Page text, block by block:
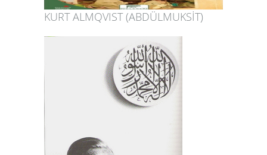
KURT ALMQVIST (ABDÜLMUKSİT)